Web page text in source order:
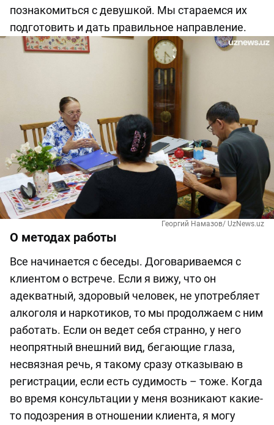
познакомиться с девушкой. Мы стараемся их
подготовить и дать правильное направление.
Георгий Намазов/ UzNews.uz
О методах работы
Все начинается с беседы. Договариваемся с
клиентом о встрече. Если я вижу, что он
адекватный, здоровый человек, не употребляет
алкоголя и наркотиков, то мы продолжаем с ним
работать. Если он ведет себя странно, у него
неопрятный внешний вид, бегающие глаза,
несвязная речь, я такому сразу отказываю в
регистрации, если есть судимость – тоже. Когда
во время консультации у меня возникают какие-
то подозрения в отношении клиента, я могу